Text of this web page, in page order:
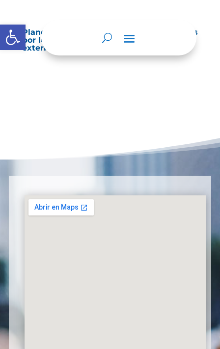
Abrir barra de herramientas
Planes de Mejoramiento vigentes exigidos
por los entes de control o auditoría
externos o internos.